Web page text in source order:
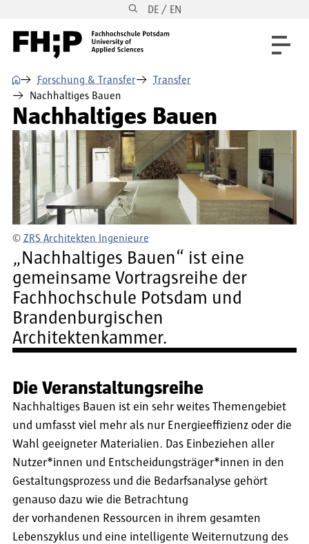
Direkt zur Hauptnavigation DE / EN
⌂ Forschung & Transfer
Transfer
Nachhaltiges Bauen
Nachhaltiges Bauen
© ZRS Architekten Ingenieure
„Nachhaltiges Bauen“ ist eine
gemeinsame Vortragsreihe der
Fachhochschule Potsdam und
Brandenburgischen
Architektenkammer.
Die Veranstaltungsreihe
Nachhaltiges Bauen ist ein sehr weites Themengebiet
und umfasst viel mehr als nur Energieeffizienz oder die
Wahl geeigneter Materialien. Das Einbeziehen aller
Nutzer*innen und Entscheidungsträger*innen in den
Gestaltungsprozess und die Bedarfsanalyse gehört
genauso dazu wie die Betrachtung
der vorhandenen Ressourcen in ihrem gesamten
Lebenszyklus und eine intelligente Weiternutzung des